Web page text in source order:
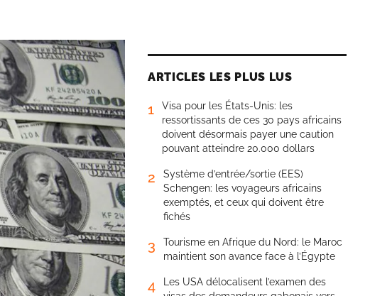
ARTICLES LES PLUS LUS
1
Visa pour les États-Unis: les
ressortissants de ces 30 pays africains
doivent désormais payer une caution
pouvant atteindre 20.000 dollars
2
Système d’entrée/sortie (EES)
Schengen: les voyageurs africains
exemptés, et ceux qui doivent être
fichés
3
Tourisme en Afrique du Nord: le Maroc
maintient son avance face à l’Égypte
4
Les USA délocalisent l’examen des